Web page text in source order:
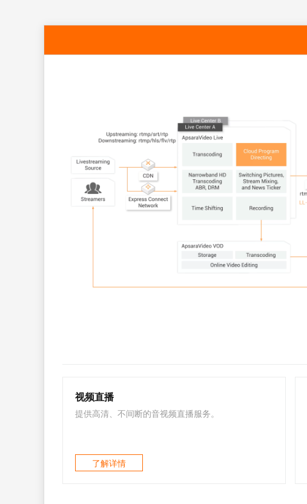
视频直播
提供高清、不间断的音视频直播服务。
了解详情